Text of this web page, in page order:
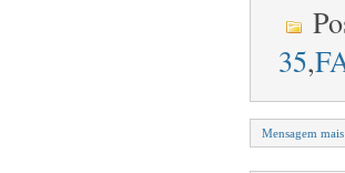
35,
Mensagem